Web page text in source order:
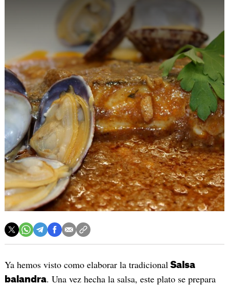
Ya hemos visto como elaborar la tradicional Salsa
balandra. Una vez hecha la salsa, este plato se prepara